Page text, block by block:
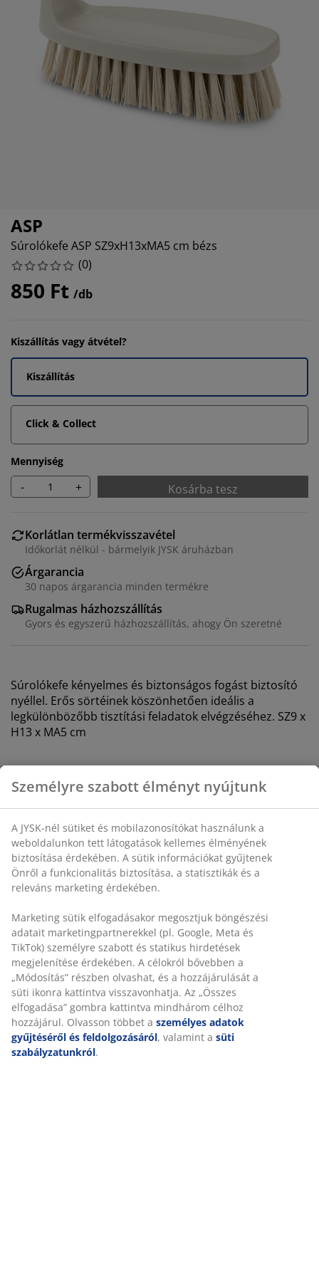
bútorok
és kiegészítők
ASP
Súrolókefe ASP SZ9xH13xMA5 cm bézs
(0)
850 Ft /db
Kiszállítás vagy átvétel?
Kiszállítás
Click & Collect
Mennyiség
- + Kosárba tesz
Korlátlan termékvisszavétel
Időkorlát nélkül - bármelyik JYSK áruházban
Árgarancia
30 napos árgarancia minden termékre
Rugalmas házhozszállítás
Gyors és egyszerű házhozszállítás, ahogy Ön szeretné
Súrolókefe kényelmes és biztonságos fogást biztosító
nyéllel. Erős sörtéinek köszönhetően ideális a
legkülönbözőbb tisztítási feladatok elvégzéséhez. SZ9 x
H13 x MA5 cm
SKU: 4912875
Részletes Adatok
Értékelések
(0)
Kiszállítás
Személyre szabott élményt nyújtunk
A JYSK-nél sütiket és mobilazonosítókat használunk a
weboldalunkon tett látogatások kellemes élményének
biztosítása érdekében. A sütik információkat gyűjtenek
Önről a funkcionalitás biztosítása, a statisztikák és a
releváns marketing érdekében.
Marketing sütik elfogadásakor megosztjuk böngészési
adatait marketingpartnerekkel (pl. Google, Meta és
TikTok) személyre szabott és statikus hirdetések
megjelenítése érdekében. A célokról bővebben a
„Módosítás” részben olvashat, és a hozzájárulását a
süti ikonra kattintva visszavonhatja. Az „Összes
elfogadása” gombra kattintva mindhárom célhoz
hozzájárul. Olvasson többet a személyes adatok
gyűjtéséről és feldolgozásáról, valamint a süti
szabályzatunkról.